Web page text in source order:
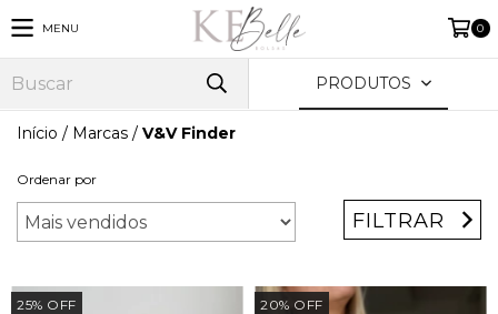
MENU 0
PRODUTOS
Início / Marcas / V&V Finder
Ordenar por
FILTRAR
25% OFF 20% OFF